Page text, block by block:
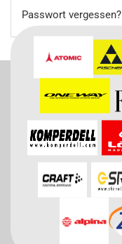
Passwort vergessen?